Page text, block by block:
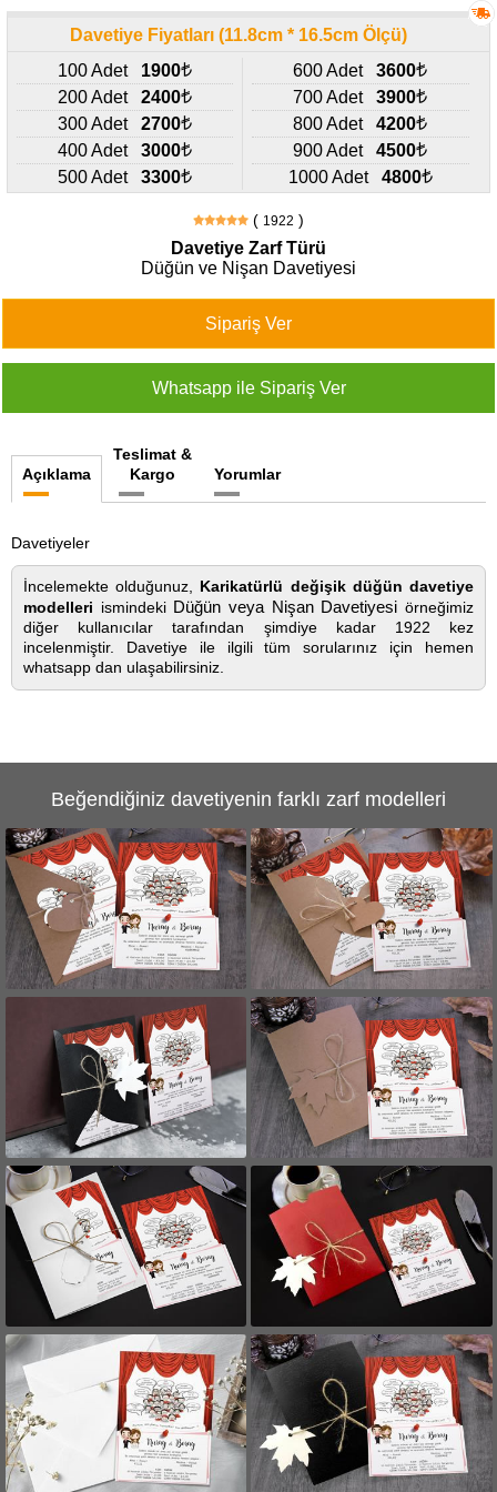
427
Davetiye Fiyatları (11.8cm * 16.5cm Ölçü)
100 Adet
1900
200 Adet
2400
300 Adet
2700
400 Adet
3000
500 Adet
3300
600 Adet
3600
700 Adet
3900
800 Adet
4200
900 Adet
4500
1000 Adet
4800
( 1922 )
Davetiye Zarf Türü
Düğün ve Nişan Davetiyesi
Açıklama
Teslimat &
Kargo
Yorumlar
Davetiyeler
İncelemekte olduğunuz,
Karikatürlü değişik düğün davetiye
modelleri ismindeki Düğün veya Nişan Davetiyesi örneğimiz
diğer kullanıcılar tarafından şimdiye kadar 1922 kez
incelenmiştir. Davetiye ile ilgili tüm sorularınız için hemen
whatsapp dan ulaşabilirsiniz.
Beğendiğiniz davetiyenin farklı zarf modelleri